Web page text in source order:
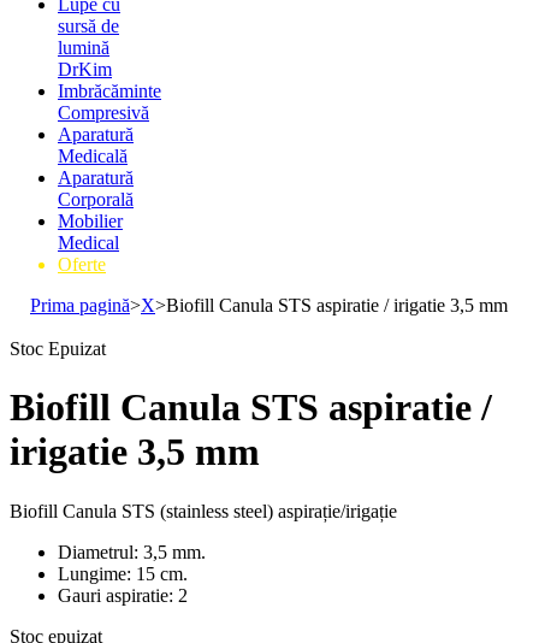
Lupe cu
sursă de
lumină
DrKim
Imbrăcăminte
Compresivă
Aparatură
Medicală
Aparatură
Corporală
Mobilier
Medical
Oferte
Prima pagină>X>Biofill Canula STS aspiratie / irigatie 3,5 mm
Stoc Epuizat
Biofill Canula STS aspiratie /
irigatie 3,5 mm
Biofill Canula STS (stainless steel) aspirație/irigație
Diametrul: 3,5 mm.
Lungime: 15 cm.
Gauri aspiratie: 2
Stoc epuizat